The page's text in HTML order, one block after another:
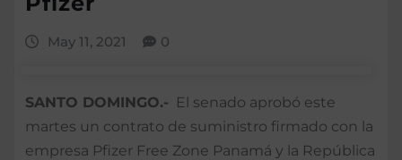
May 11, 2021 0
SANTO DOMINGO.- El senado aprobó este
martes un contrato de suministro firmado con la
empresa Pfizer Free Zone Panamá y la República